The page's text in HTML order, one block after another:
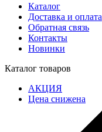
Каталог
Доставка и оплата
Обратная связь
Контакты
Новинки
Каталог товаров
АКЦИЯ
Цена снижена